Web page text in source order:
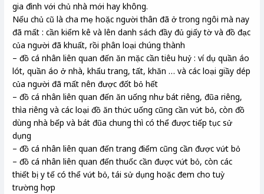
gia đình với chủ nhà mới hay không.
Nếu chủ cũ là cha mẹ hoặc người thân đã ở trong ngôi mà nay
đã mất : cần kiểm kê và lên danh sách đầy đủ giấy tờ và đồ đạc
của người đã khuất, rồi phân loại chúng thành
– đồ cá nhân liên quan đến ăn mặc cần tiêu huỷ : ví dụ quần áo
lót, quần áo ở nhà, khẩu trang, tất, khăn … và các loại giầy dép
của người đã mất nên được đốt bỏ hết
– đồ cá nhân liên quan đến ăn uống như bát riêng, đũa riêng,
thìa riêng và các loại đồ ăn thức uống cũng cần vứt bỏ, còn đồ
dùng nhà bếp và bát đũa chung thì có thể được tiếp tục sử
dụng
– đồ cá nhân liên quan đến trang điểm cũng cần được vứt bỏ
– đồ cá nhân liên quan đến thuốc cần được vứt bỏ, còn các
thiết bị y tế có thể vứt bỏ, tái sử dụng hoặc đem cho tuỳ
trường hợp